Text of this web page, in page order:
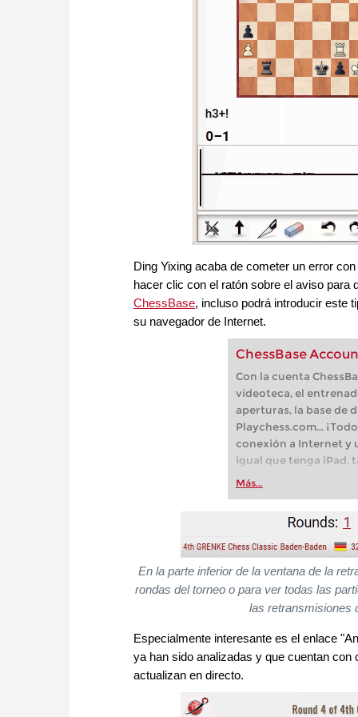
Ding Yixing acaba de cometer un error
hacer clic con el ratón sobre el aviso para
ChessBase, incluso podrá introducir este
su navegador de Internet.
ChessBase
Con la cuenta
videoteca, el
aperturas, la base de
Playchess.com...
conexión a Internet y
igual que tenga iPad,
Android o Linux!
Más...
En la parte inferior de la ventana de la
rondas del torneo o para ver todas las
las retransmisiones
Especialmente interesante es el enlace
ya han sido analizadas y que cuentan
actualizan en directo.